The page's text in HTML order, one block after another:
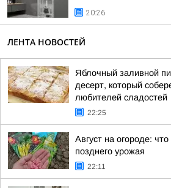
20:26
ЛЕНТА НОВОСТЕЙ
Яблочный заливной
десерт, который
любителей сладостей
22:25
Август на огороде:
позднего урожая
22:11